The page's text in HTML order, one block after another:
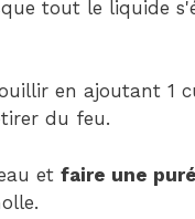
tout le liquide
en ajoutant 1
du feu.
et faire une